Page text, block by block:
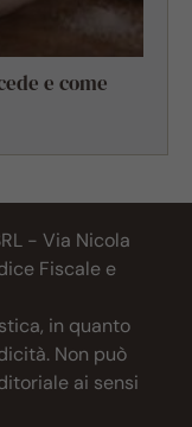
e come
- Via Nicola
Fiscale e
in quanto
Non può
ai sensi